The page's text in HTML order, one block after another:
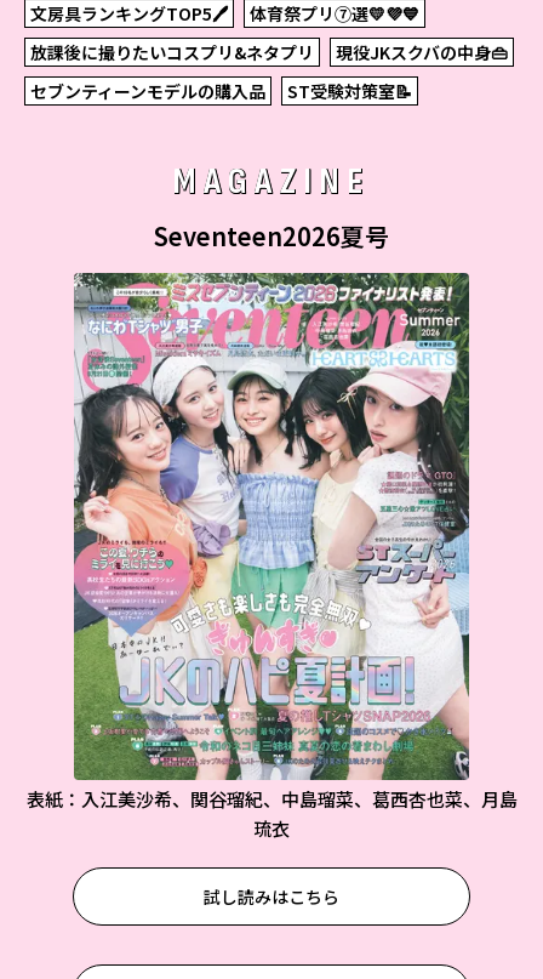
文房具ランキングTOP5🖊
体育祭プリ⑦選💛💜💙
放課後に撮りたいコスプリ&ネタプリ
現役JKスクバの中身👜
セブンティーンモデルの購入品
ST受験対策室📝
MAGAZINE
Seventeen2026夏号
表紙：入江美沙希、関谷瑠紀、中島瑠菜、葛西杏也菜、月島
琉衣
試し読みはこちら